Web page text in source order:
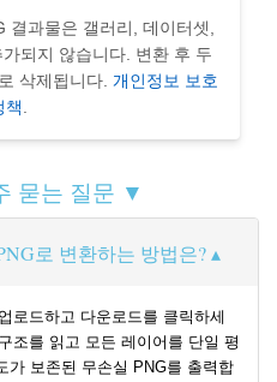
결과물은 갤러리, 데이터셋,
되지 않습니다. 변환 후 두
삭제됩니다. 개인정보 보호
책.
묻는 질문 ▼
로 변환하는 방법은?
로드하고 다운로드를 클릭하세
조를 읽고 모든 레이어를 단일 평
가 보존된 무손실 PNG를 출력합